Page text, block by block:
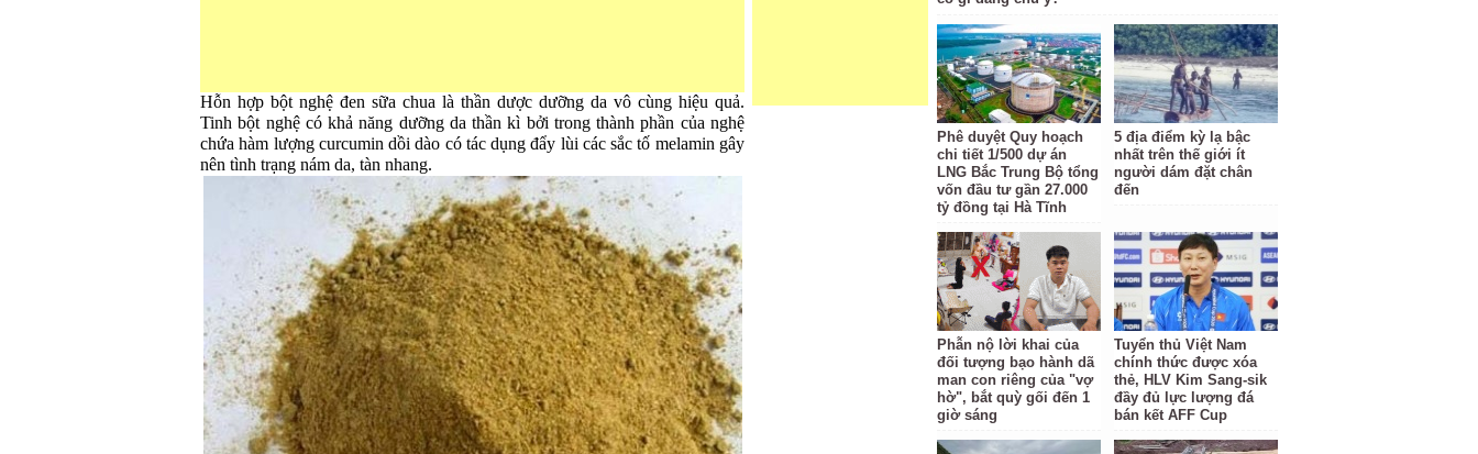
Hỗn hợp bột nghệ đen sữa chua là thần dược dưỡng da vô cùng hiệu quả.
Tinh bột nghệ có khả năng dưỡng da thần kì bởi trong thành phần của nghệ
chứa hàm lượng curcumin dồi dào có tác dụng đẩy lùi các sắc tố melamin gây
nên tình trạng nám da, tàn nhang.
Phê duyệt Quy hoạch
chi tiết 1/500 dự án
LNG Bắc Trung Bộ tổng
vốn đầu tư gần 27.000
tỷ đồng tại Hà Tĩnh
5 địa điểm kỳ lạ bậc
nhất trên thế giới ít
người dám đặt chân
đến
Phẫn nộ lời khai của
đối tượng bạo hành dã
man con riêng của "vợ
hờ", bắt quỳ gối đến 1
giờ sáng
Tuyển thủ Việt Nam
chính thức được xóa
thẻ, HLV Kim Sang-sik
đầy đủ lực lượng đá
bán kết AFF Cup